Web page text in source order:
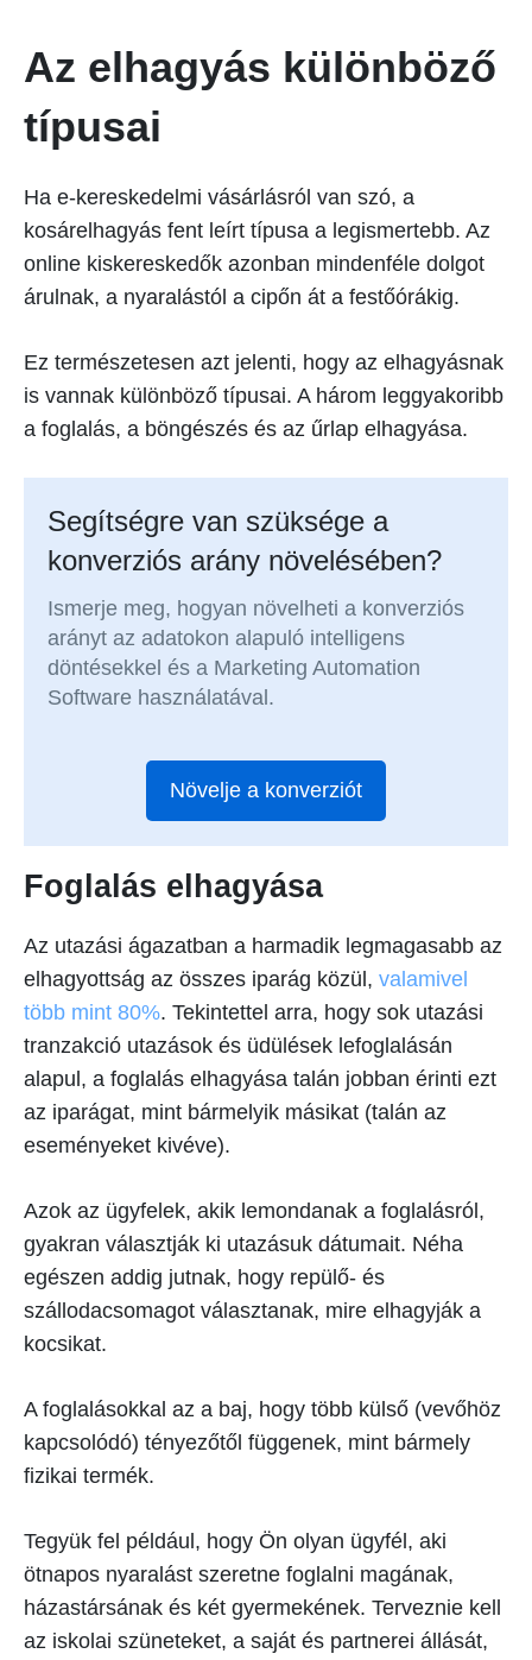
Az elhagyás különböző
típusai
Ha e-kereskedelmi vásárlásról van szó, a
kosárelhagyás fent leírt típusa a legismertebb. Az
online kiskereskedők azonban mindenféle dolgot
árulnak, a nyaralástól a cipőn át a festőórákig.
Ez természetesen azt jelenti, hogy az elhagyásnak
is vannak különböző típusai. A három leggyakoribb
a foglalás, a böngészés és az űrlap elhagyása.
Segítségre van szüksége a
konverziós arány növelésében?
Ismerje meg, hogyan növelheti a konverziós
arányt az adatokon alapuló intelligens
döntésekkel és a Marketing Automation
Software használatával.
Növelje a konverziót
Foglalás elhagyása
Az utazási ágazatban a harmadik legmagasabb az
elhagyottság az összes iparág közül, valamivel
több mint 80%. Tekintettel arra, hogy sok utazási
tranzakció utazások és üdülések lefoglalásán
alapul, a foglalás elhagyása talán jobban érinti ezt
az iparágat, mint bármelyik másikat (talán az
eseményeket kivéve).
Azok az ügyfelek, akik lemondanak a foglalásról,
gyakran választják ki utazásuk dátumait. Néha
egészen addig jutnak, hogy repülő- és
szállodacsomagot választanak, mire elhagyják a
kocsikat.
A foglalásokkal az a baj, hogy több külső (vevőhöz
kapcsolódó) tényezőtől függenek, mint bármely
fizikai termék.
Tegyük fel például, hogy Ön olyan ügyfél, aki
ötnapos nyaralást szeretne foglalni magának,
házastársának és két gyermekének. Terveznie kell
az iskolai szüneteket, a saját és partnerei állását,